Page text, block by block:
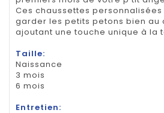
Ces chaussettes
garder les petits petons bien au
ajoutant une touche unique à la
Taille:
Naissance
3 mois
6 mois
Entretien: